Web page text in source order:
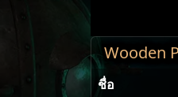
Wooden
ชื่อ